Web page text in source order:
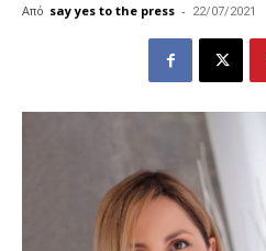
Από say yes to the press - 22/07/2021